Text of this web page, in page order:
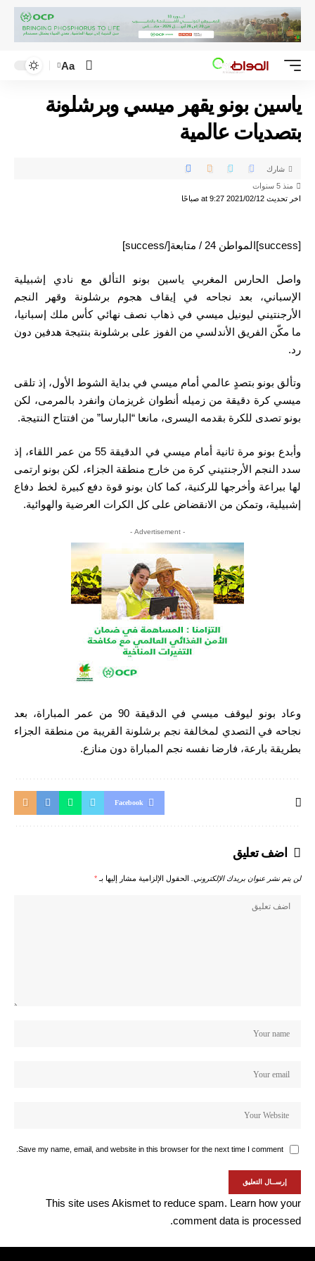
Aa
ياسين بونو يقهر ميسي وبرشلونة
بتصديات عالمية
اخر تحديث 2021/02/12 at 9:27 صباحًا
منذ 5 سنوات
شارك
[success]المواطن 24 / متابعة[/success]
واصل الحارس المغربي ياسين بونو التألق مع نادي إشبيلية
الإسباني، بعد نجاحه في إيقاف هجوم برشلونة وقهر النجم
الأرجنتيني ليونيل ميسي في ذهاب نصف نهائي كأس ملك إسبانيا،
ما مكّن الفريق الأندلسي من الفوز على برشلونة بنتيجة هدفين دون
رد.
وتألق بونو بتصدٍ عالمي أمام ميسي في بداية الشوط الأول، إذ تلقى
ميسي كرة دقيقة من زميله أنطوان غريزمان وانفرد بالمرمى، لكن
بونو تصدى للكرة بقدمه اليسرى، مانعا “البارسا” من افتتاح النتيجة.
وأبدع بونو مرة ثانية أمام ميسي في الدقيقة 55 من عمر اللقاء، إذ
سدد النجم الأرجنتيني كرة من خارج منطقة الجزاء، لكن بونو ارتمى
لها ببراعة وأخرجها للركنية، كما كان بونو قوة دفع كبيرة لخط دفاع
إشبيلية، وتمكن من الانقضاض على كل الكرات العرضية والهوائية.
- Advertisement -
وعاد بونو ليوقف ميسي في الدقيقة 90 من عمر المباراة، بعد
نجاحه في التصدي لمخالفة نجم برشلونة القريبة من منطقة الجزاء
بطريقة بارعة، فارضا نفسه نجم المباراة دون منازع.
Facebook
اضف تعليق
لن يتم نشر عنوان بريدك الإلكتروني. الحقول الإلزامية مشار إليها بـ *
Save my name, email, and website in this browser for the next time I comment.
This site uses Akismet to reduce spam. Learn how your
comment data is processed.